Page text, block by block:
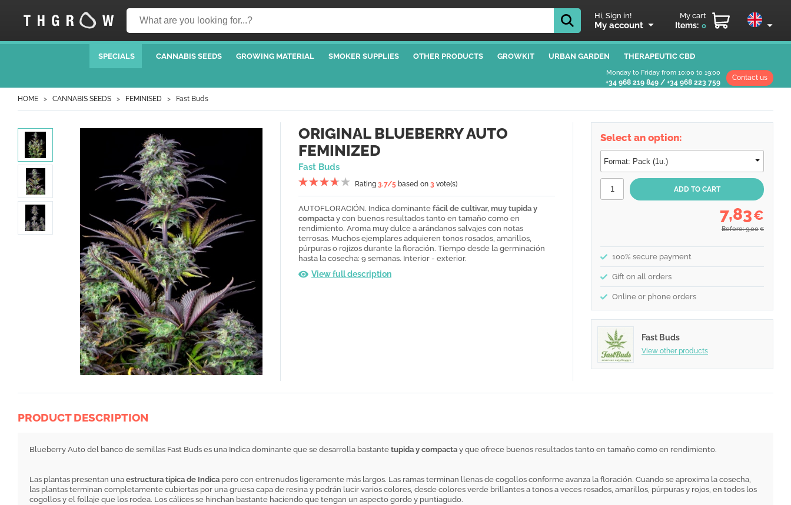
Hi, Sign in!
My account
My cart
Items: 0
SPECIALS CANNABIS SEEDS GROWING MATERIAL SMOKER SUPPLIES OTHER PRODUCTS GROWKIT URBAN GARDEN THERAPEUTIC CBD
Monday to Friday from 10:00 to 19:00
+34 968 219 849 / +34 968 223 759
Contact us
HOME CANNABIS SEEDS FEMINISED Fast Buds
ORIGINAL BLUEBERRY AUTO
FEMINIZED
Fast Buds
Rating 3.7/5 based on 3 vote(s)
AUTOFLORACIÓN. Indica dominante fácil de cultivar, muy tupida y
compacta y con buenos resultados tanto en tamaño como en
rendimiento. Aroma muy dulce a arándanos salvajes con notas
terrosas. Muchos ejemplares adquieren tonos rosados, amarillos,
púrpuras o rojizos durante la floración. Tiempo desde la germinación
hasta la cosecha: 9 semanas. Interior - exterior.
View full description
Select an option:
7,83€
Before: 9,00 €
100% secure payment
Gift on all orders
Online or phone orders
Fast Buds
View other products
PRODUCT DESCRIPTION
Blueberry Auto del banco de semillas Fast Buds es una Indica dominante que se desarrolla bastante tupida y compacta y que ofrece buenos resultados tanto en tamaño como en rendimiento.
Las plantas presentan una estructura típica de Indica pero con entrenudos ligeramente más largos. Las ramas terminan llenas de cogollos conforme avanza la floración. Cuando se aproxima la cosecha,
las plantas terminan completamente cubiertas por una gruesa capa de resina y podrán lucir varios colores, desde colores verde brillantes a tonos a veces rosados, amarillos, púrpuras y rojos, en todos los
cogollos y el follaje que los rodea. Los cálices se hinchan bastante haciendo que tengan un aspecto gordo y puntiagudo.